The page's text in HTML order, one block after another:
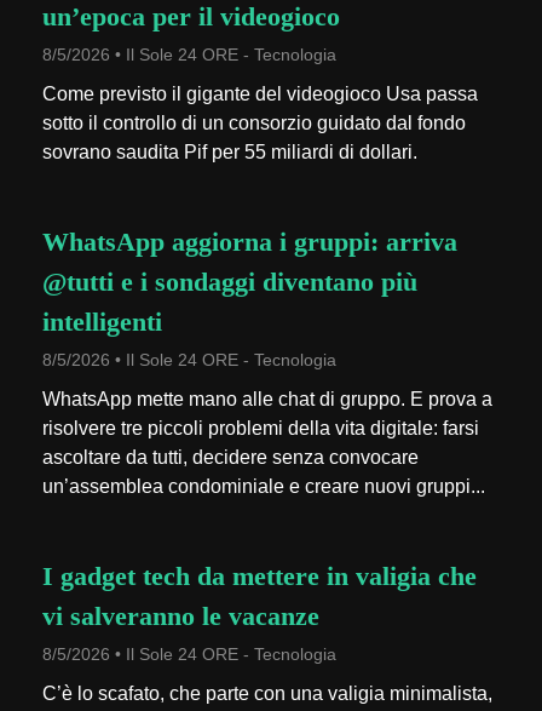
un’epoca per il videogioco
8/5/2026 • Il Sole 24 ORE - Tecnologia
Come previsto il gigante del videogioco Usa passa
sotto il controllo di un consorzio guidato dal fondo
sovrano saudita Pif per 55 miliardi di dollari.
WhatsApp aggiorna i gruppi: arriva
@tutti e i sondaggi diventano più
intelligenti
8/5/2026 • Il Sole 24 ORE - Tecnologia
WhatsApp mette mano alle chat di gruppo. E prova a
risolvere tre piccoli problemi della vita digitale: farsi
ascoltare da tutti, decidere senza convocare
un’assemblea condominiale e creare nuovi gruppi...
I gadget tech da mettere in valigia che
vi salveranno le vacanze
8/5/2026 • Il Sole 24 ORE - Tecnologia
C’è lo scafato, che parte con una valigia minimalista,